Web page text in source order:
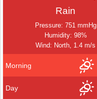
Rain
Pressure: 751 mmHg
Humidity: 98%
Wind: North, 1.4 m/s
Morning
Day